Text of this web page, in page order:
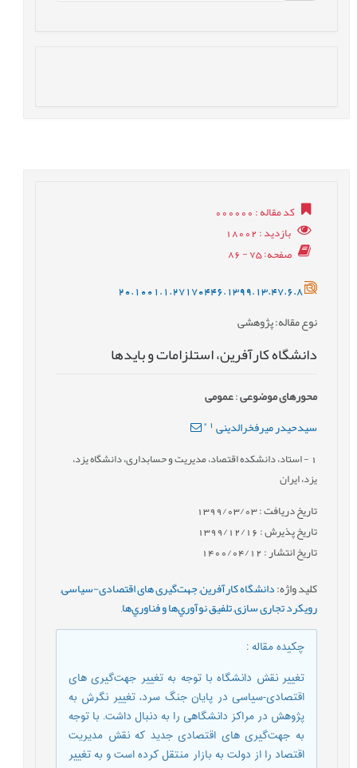
کد مقاله: 000000
بازدید: 18002
صفحه: 75 - 86
20.1001.1.27170446.1399.13.47.6.8
نوع مقاله: پژوهشی
دانشگاه کارآفرین، استلزامات و بایدها
محورهای موضوعی:عمومى
سیدحیدر میرفخرالدینی *
- استاد، دانشکده اقتصاد، مدیریت و حسابداری، دانشگاه یزد،
یزد، ایران
تاریخ دریافت : 1399/03/03
تاریخ پذیرش : 1399/12/16
تاریخ انتشار : 1400/04/12
کلید واژه:دانشگاه کارآفرین,جهت‌گیری های اقتصادی-سیاسی,
رویکرد تجاری سازی,تلفيق نوآوري‌ها و فناوري‌ها,
چکیده مقاله:
تغییر نقش دانشگاه با توجه به تغییر جهت‌گیری های
اقتصادی-سیاسی در پایان جنگ سرد، تغییر نگرش به
پژوهش در مراکز دانشگاهی را به دنبال داشت. با توجه
به جهت‌گیری های اقتصادی جدید که نقش مدیریت
اقتصاد را از دولت به بازار منتقل کرده است و به تغییر